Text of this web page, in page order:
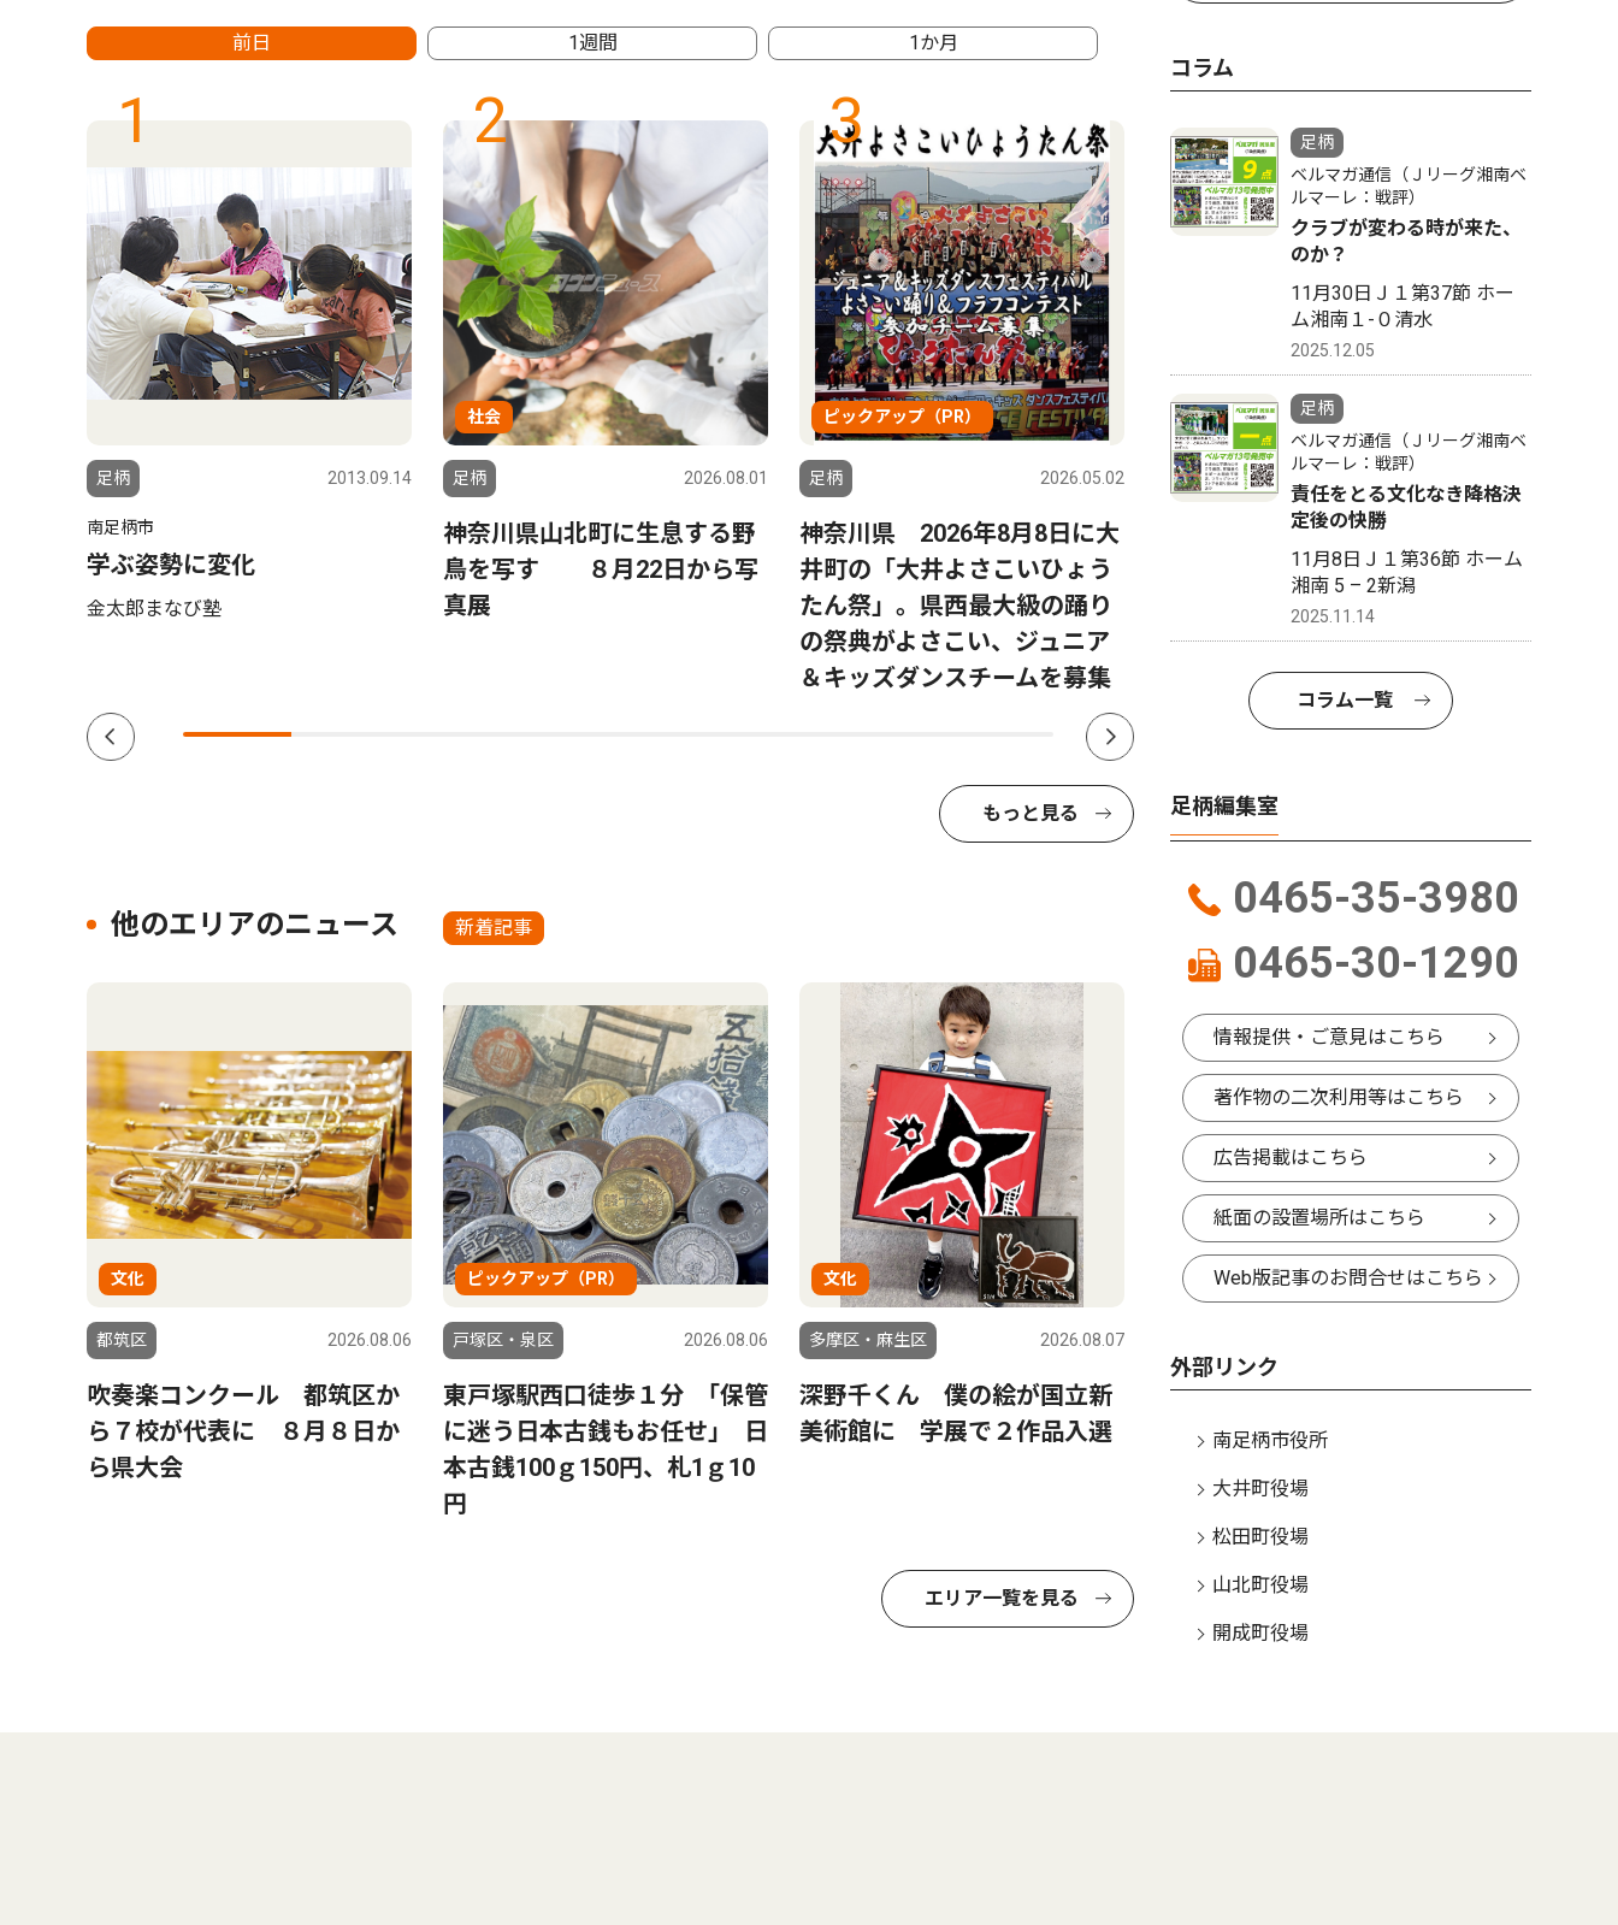
前日 1週間 1か月
1
足柄 2013.09.14
南足柄市
学ぶ姿勢に変化
金太郎まなび塾
2
社会
足柄 2026.08.01
神奈川県山北町に生息する野
鳥を写す ８月22日から写
真展
3
ピックアップ（PR）
足柄 2026.05.02
神奈川県 2026年8月8日に大
井町の「大井よさこいひょう
たん祭」。県西最大級の踊り
の祭典がよさこい、ジュニア
＆キッズダンスチームを募集
4
社会
足柄 2026.08.01
「ＫＯＵＧＥＩ ＥＸＰＯ ㏌
ＫＡＮＡＧＡＷＡ」イベント
に堀田真由さん、磯村勇斗さ
んの出演決定
殊詐欺等
もっと見る
他のエリアのニュース 新着記事
文化
都筑区 2026.08.06
吹奏楽コンクール 都筑区か
ら７校が代表に ８月８日か
ら県大会
ピックアップ（PR）
戸塚区・泉区 2026.08.06
東戸塚駅西口徒歩１分 ｢保管
に迷う日本古銭もお任せ｣ 日
本古銭100ｇ150円、札1ｇ10
円
文化
多摩区・麻生区 2026.08.07
深野千くん 僕の絵が国立新
美術館に 学展で２作品入選
エリア一覧を見る
コラム
足柄
ベルマガ通信（Ｊリーグ湘南ベ
ルマーレ：戦評）
クラブが変わる時が来た、
のか？
11月30日Ｊ１第37節 ホー
ム湘南１-０清水
2025.12.05
足柄
ベルマガ通信（Ｊリーグ湘南ベ
ルマーレ：戦評）
責任をとる文化なき降格決
定後の快勝
11月8日Ｊ１第36節 ホーム
湘南 5 – 2新潟
2025.11.14
コラム一覧
足柄編集室
0465-35-3980
0465-30-1290
情報提供・ご意見はこちら
著作物の二次利用等はこちら
広告掲載はこちら
紙面の設置場所はこちら
Web版記事のお問合せはこちら
外部リンク
南足柄市役所
大井町役場
松田町役場
山北町役場
開成町役場